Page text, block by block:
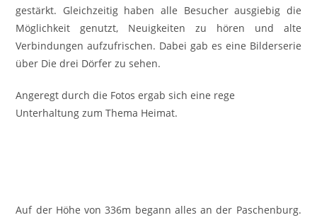
gestärkt. Gleichzeitig haben alle Besucher ausgiebig die
Möglichkeit genutzt, Neuigkeiten zu hören und alte
Verbindungen aufzufrischen. Dabei gab es eine Bilderserie
über Die drei Dörfer zu sehen.
Angeregt durch die Fotos ergab sich eine rege
Unterhaltung zum Thema Heimat.
Auf der Höhe von 336m begann alles an der Paschenburg.